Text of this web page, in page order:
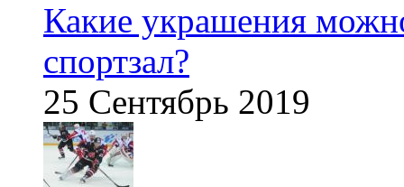
Какие украшения
спортзал?
25 Сентябрь 2019